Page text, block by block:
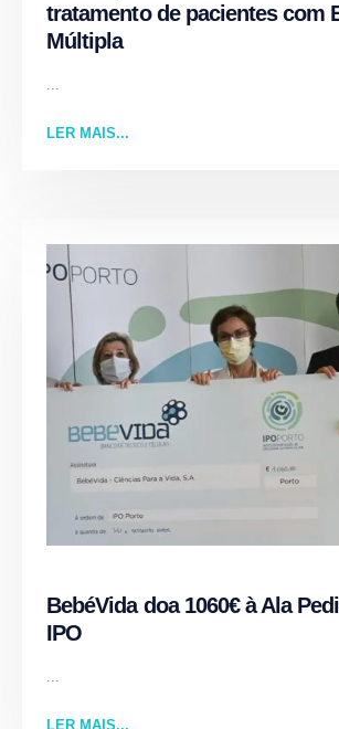
tratamento de pacientes com
Múltipla
...
LER MAIS...
BebéVida doa 1060€ à Ala
IPO
...
LER MAIS...